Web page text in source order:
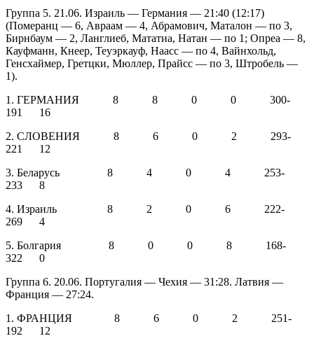
Группа 5. 21.06. Израиль — Германия — 21:40 (12:17)
(Померанц — 6, Авраам — 4, Абрамович, Маталон — по 3,
Бирнбаум — 2, Ланглиеб, Мататиа, Натан — по 1; Опреа — 8,
Кауфманн, Кнеер, Теуэркауф, Наасс — по 4, Вайнхольд,
Генсхаймер, Гретцки, Мюллер, Прайсс — по 3, Штробель —
1).
1. ГЕРМАНИЯ 8 8 0 0 300-
191 16
2. СЛОВЕНИЯ 8 6 0 2 293-
221 12
3. Беларусь 8 4 0 4 253-
233 8
4. Израиль 8 2 0 6 222-
269 4
5. Болгария 8 0 0 8 168-
322 0
Группа 6. 20.06. Португалия — Чехия — 31:28. Латвия —
Франция — 27:24.
1. ФРАНЦИЯ 8 6 0 2 251-
192 12